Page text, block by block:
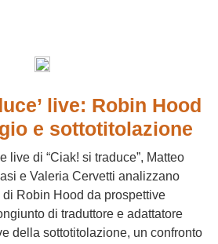
live: Robin Hood
e sottotitolazione
live di “Ciak! si traduce”, Matteo
e Valeria Cervetti analizzano
Robin Hood da prospettive
di traduttore e adattatore
della sottotitolazione, un confronto